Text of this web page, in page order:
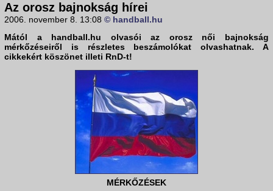
Az orosz bajnokság hírei
2006. november 8. 13:08 © handball.hu
Mától a handball.hu olvasói az orosz női bajnokság
mérkőzéseiről is részletes beszámolókat olvashatnak. A
cikkekért köszönet illeti RnD-t!
MÉRKŐZÉSEK